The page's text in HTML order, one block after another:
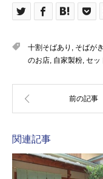
十割そばあり , そばがき
のお店, 自家製粉, セッ
関連記事